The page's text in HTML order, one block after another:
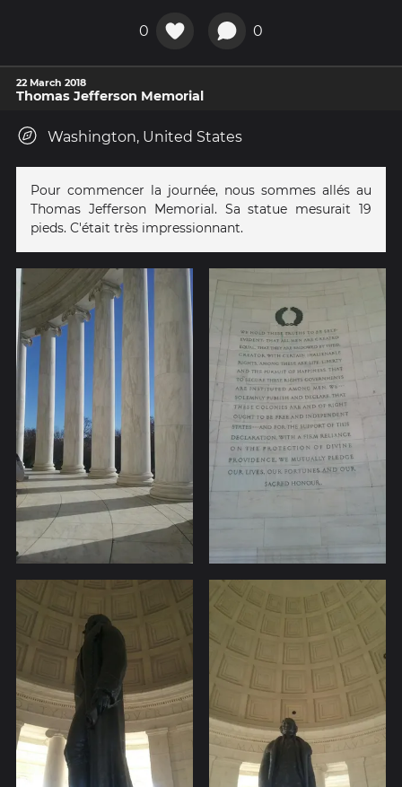
0 0
22 March 2018
Thomas Jefferson Memorial
Washington, United States
Pour commencer la journée, nous sommes allés au
Thomas Jefferson Memorial. Sa statue mesurait 19
pieds. C'était très impressionnant.